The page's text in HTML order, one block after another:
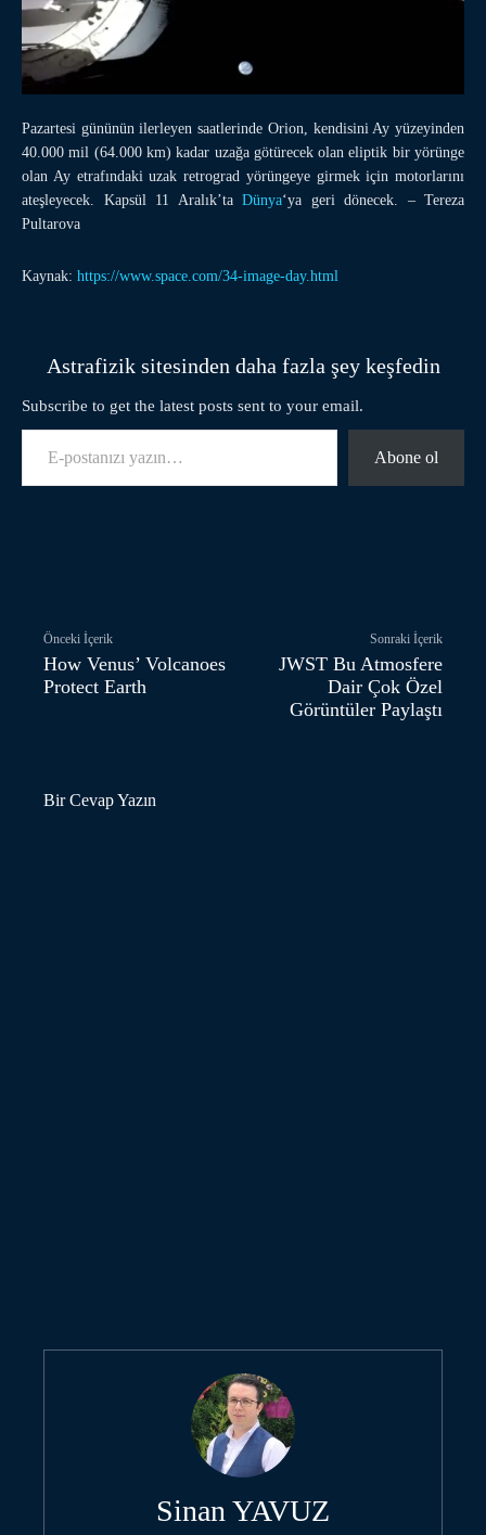
Pazartesi gününün ilerleyen saatlerinde Orion, kendisini Ay yüzeyinden
40.000 mil (64.000 km) kadar uzağa götürecek olan eliptik bir yörünge
olan Ay etrafındaki uzak retrograd yörüngeye girmek için motorlarını
ateşleyecek. Kapsül 11 Aralık’ta Dünya‘ya geri dönecek. – Tereza
Pultarova
Kaynak: https://www.space.com/34-image-day.html
Astrafizik sitesinden daha fazla şey keşfedin
Subscribe to get the latest posts sent to your email.
E-postanızı yazın…
Abone ol
Önceki İçerik
How Venus’ Volcanoes
Protect Earth
Sonraki İçerik
JWST Bu Atmosfere
Dair Çok Özel
Görüntüler Paylaştı
Bir Cevap Yazın
Sinan YAVUZ